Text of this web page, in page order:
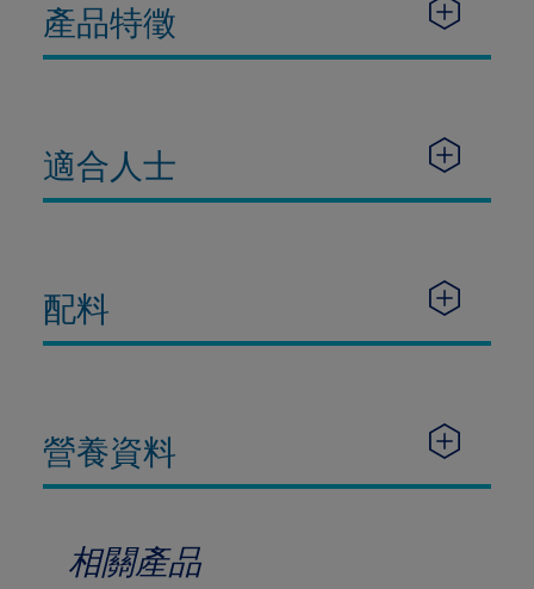
產品特徵
適合人士
配料
營養資料
相關產品